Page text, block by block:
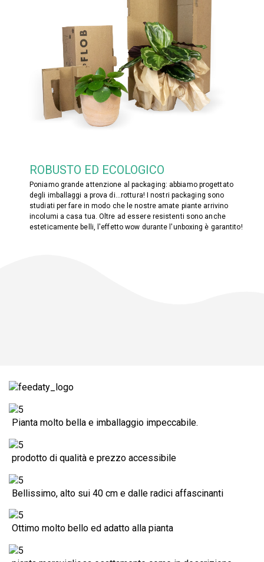
ROBUSTO ED ECOLOGICO
Poniamo grande attenzione al packaging: abbiamo progettato
degli imballaggi a prova di...rottura! I nostri packaging sono
studiati per fare in modo che le nostre amate piante arrivino
incolumi a casa tua. Oltre ad essere resistenti sono anche
esteticamente belli, l'effetto wow durante l'unboxing è garantito!
Pianta molto bella e imballaggio impeccabile.
prodotto di qualità e prezzo accessibile
Bellissimo, alto sui 40 cm e dalle radici affascinanti
Ottimo molto bello ed adatto alla pianta